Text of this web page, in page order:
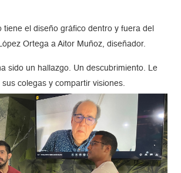
el diseño gráfico dentro y fuera del
Ortega a Aitor Muñoz, diseñador.
sido un hallazgo. Un descubrimiento. Le
colegas y compartir visiones.